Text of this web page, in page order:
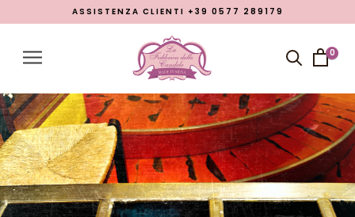
Account
Close menu
7
ProdottiOpen submenu
Chi siamo
Lavorazioni
ASSISTENZA CLIENTI +39 0577 289179
0